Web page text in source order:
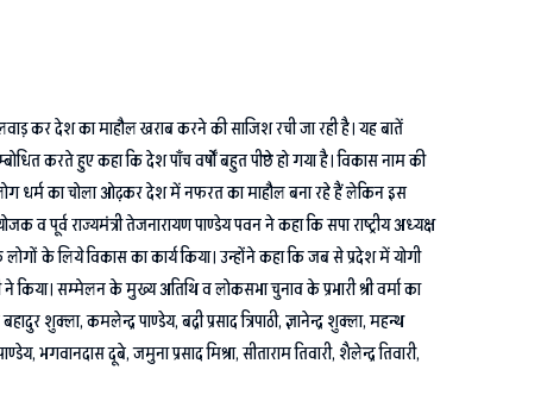
कर देश का माहौल खराब करने की साजिश रची जा रही है। यह बातें
करते हुए कहा कि देश पाॅंच वर्षों बहुत पीछे हो गया है। विकास नाम की
धर्म का चोला ओढ़कर देश में नफरत का माहौल बना रहे हैं लेकिन इस
पूर्व राज्यमंत्री तेजनारायण पाण्डेय पवन ने कहा कि सपा राष्ट्रीय अध्यक्ष
के लिये विकास का कार्य किया। उन्होंने कहा कि जब से प्रदेश में योगी
किया। सम्मेलन के मुख्य अतिथि व लोकसभा चुनाव के प्रभारी श्री वर्मा का
कमलेन्द्र पाण्डेय, बद्री प्रसाद त्रिपाठी, ज्ञानेन्द्र शुक्ला, महन्थ
भगवानदास दूबे, जमुना प्रसाद मिश्रा, सीताराम तिवारी, शैलेन्द्र तिवारी,